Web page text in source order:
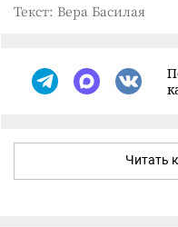
Текст: Вера Басилая
Читать